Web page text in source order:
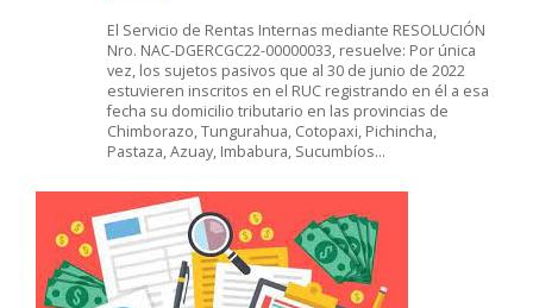
El Servicio de Rentas Internas mediante RESOLUCIÓN
Nro. NAC-DGERCGC22-00000033, resuelve: Por única
vez, los sujetos pasivos que al 30 de junio de 2022
estuvieren inscritos en el RUC registrando en él a esa
fecha su domicilio tributario en las provincias de
Chimborazo, Tungurahua, Cotopaxi, Pichincha,
Pastaza, Azuay, Imbabura, Sucumbíos…